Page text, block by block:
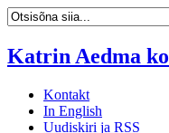
Katrin Aedma
Kontakt
In English
Uudiskiri ja RSS